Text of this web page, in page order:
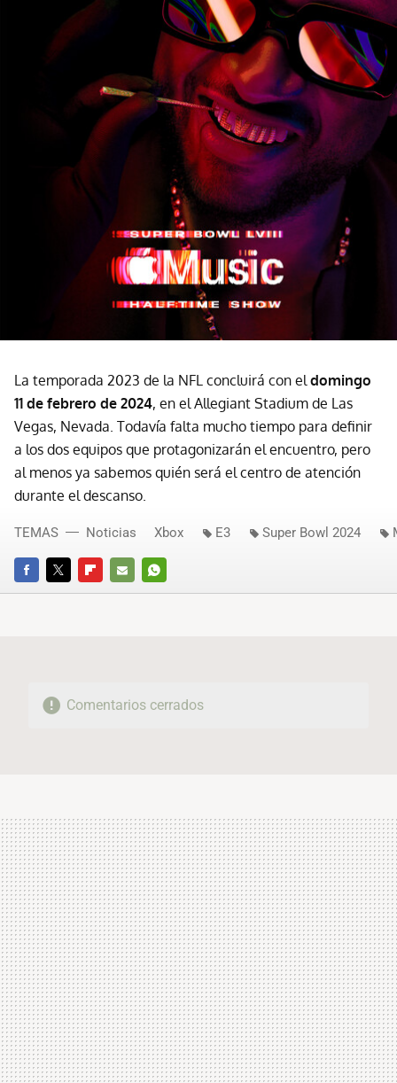
La temporada 2023 de la NFL concluirá con eldomingo
11 de febrero de 2024, en el Allegiant Stadium de Las
Vegas, Nevada. Todavía falta mucho tiempo para definir
a los dos equipos que protagonizarán el encuentro, pero
al menos ya sabemos quién será el centro de atención
durante el descanso.
FACEBOOKTWITTERFLIPBOARD
E-
WHATSAPP
TEMAS Noticias Xbox E3 Super Bowl 2024
Comentarios cerrados